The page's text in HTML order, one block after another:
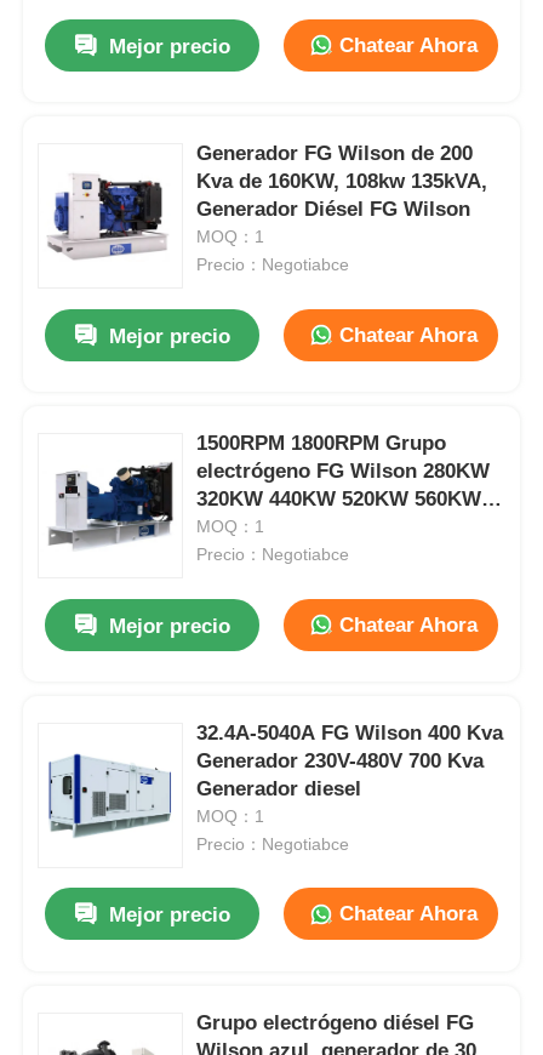
En casa.
Sobre nosotros
Control de calidad
Contacta con nosotros
Casos
sistema de generador diesel silencioso
Conjunto de generadores de gasolina
Mejor precio Chatear Ahora
Generador FG Wilson de 200
Kva de 160KW, 108kw 135kVA,
Generador Diésel FG Wilson
MOQ：1
Precio：Negotiabce
Mejor precio Chatear Ahora
1500RPM 1800RPM Grupo
electrógeno FG Wilson 280KW
320KW 440KW 520KW 560KW
616KW
MOQ：1
Precio：Negotiabce
Mejor precio Chatear Ahora
32.4A-5040A FG Wilson 400 Kva
Generador 230V-480V 700 Kva
Generador diesel
MOQ：1
Precio：Negotiabce
Mejor precio Chatear Ahora
Grupo electrógeno diésel FG
Wilson azul, generador de 30